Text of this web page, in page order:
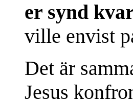
er synd
ville envist
Det är
Jesus